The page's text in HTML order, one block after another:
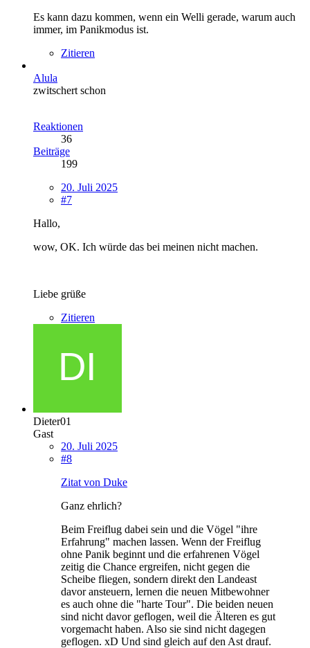
Es kann dazu kommen, wenn ein Welli gerade, warum auch
immer, im Panikmodus ist.
Zitieren
Alula
zwitschert schon
Reaktionen
36
Beiträge
199
20. Juli 2025
#7
Hallo,
wow, OK. Ich würde das bei meinen nicht machen.
Liebe grüße
Zitieren
Dieter01
Gast
20. Juli 2025
#8
Zitat von Duke
Ganz ehrlich?
Beim Freiflug dabei sein und die Vögel "ihre
Erfahrung" machen lassen. Wenn der Freiflug
ohne Panik beginnt und die erfahrenen Vögel
zeitig die Chance ergreifen, nicht gegen die
Scheibe fliegen, sondern direkt den Landeast
davor ansteuern, lernen die neuen Mitbewohner
es auch ohne die "harte Tour". Die beiden neuen
sind nicht davor geflogen, weil die Älteren es gut
vorgemacht haben. Also sie sind nicht dagegen
geflogen. xD Und sind gleich auf den Ast drauf.